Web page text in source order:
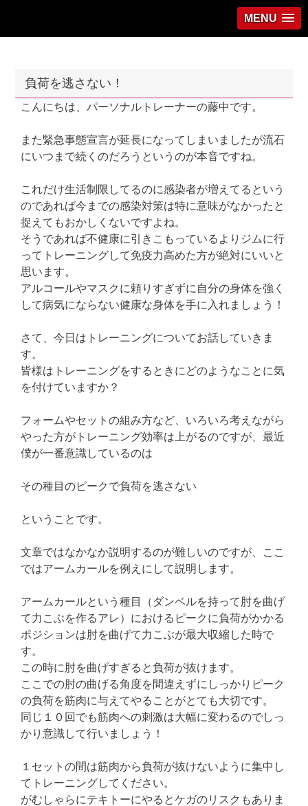
MENU
負荷を逃さない！
こんにちは、パーソナルトレーナーの藤中です。
また緊急事態宣言が延長になってしまいましたが流石
にいつまで続くのだろうというのが本音ですね。
これだけ生活制限してるのに感染者が増えてるという
のであれば今までの感染対策は特に意味がなかったと
捉えてもおかしくないですよね。
そうであれば不健康に引きこもっているよりジムに行
ってトレーニングして免疫力高めた方が絶対にいいと
思います。
アルコールやマスクに頼りすぎずに自分の身体を強く
して病気にならない健康な身体を手に入れましょう！
さて、今日はトレーニングについてお話していきま
す。
皆様はトレーニングをするときにどのようなことに気
を付けていますか？
フォームやセットの組み方など、いろいろ考えながら
やった方がトレーニング効率は上がるのですが、最近
僕が一番意識しているのは
その種目のピークで負荷を逃さない
ということです。
文章ではなかなか説明するのが難しいのですが、ここ
ではアームカールを例えにして説明します。
アームカールという種目（ダンベルを持って肘を曲げ
て力こぶを作るアレ）におけるピークに負荷がかかる
ポジションは肘を曲げて力こぶが最大収縮した時で
す。
この時に肘を曲げすぎると負荷が抜けます。
ここでの肘の曲げる角度を間違えずにしっかりピーク
の負荷を筋肉に与えてやることがとても大切です。
同じ１０回でも筋肉への刺激は大幅に変わるのでしっ
かり意識して行いましょう！
１セットの間は筋肉から負荷が抜けないように集中し
てトレーニングしてください。
がむしゃらにテキトーにやるとケガのリスクもありま